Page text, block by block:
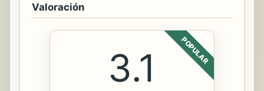
Valoración
POPULAR
3.1